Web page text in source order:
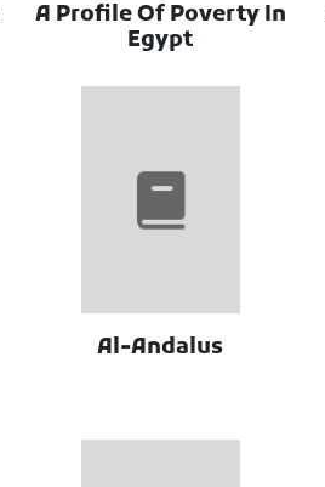
A Profile Of Poverty In
Egypt
Al-Andalus